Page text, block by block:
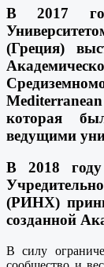
В 2017
(Греция)
которая
ведущими
В 2018
(РИНХ)
созданной
В силу